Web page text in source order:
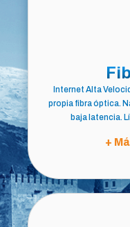
Internet Alta
propia fibra óptica.
baja latencia.
+